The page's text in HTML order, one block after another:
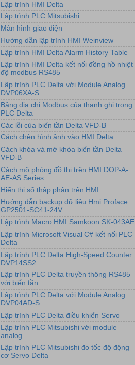
Lập trình HMI Delta
Lập trình PLC Mitsubishi
Màn hình giao diện
Hướng dẫn lập trình HMI Weinview
Lập trình HMI Delta Alarm History Table
Lập trình HMI Delta kết nối đồng hồ nhiệt
độ modbus RS485
Lập trình PLC Delta với Module Analog
DVP06XA-S
Bảng địa chỉ Modbus của thanh ghi trong
PLC Delta
Các lỗi của biến tần Delta VFD-B
Cách chèn hình ảnh vào HMI Delta
Cách khóa và mở khóa biến tần Delta
VFD-B
Cách mô phỏng đồ thị trên HMI DOP-A-
AE-AS Series
Hiển thị số thập phân trên HMI
Hướng dẫn backup dữ liệu Hmi Proface
GP2501-SC41-24V
Lập trình Macro HMI Samkoon SK-043AE
Lập trình Microsoft Visual C# kết nối PLC
Delta
Lập trình PLC Delta High-Speed Counter
DVP14SS2
Lập trình PLC Delta truyền thông RS485
với biến tần
Lập trình PLC Delta với Module Analog
DVP04AD-S
Lập trình PLC Delta điều khiển Servo
Lập trình PLC Mitsubishi với module
analog
Lập trình PLC Mitsubishi đo tốc độ động
cơ Servo Delta